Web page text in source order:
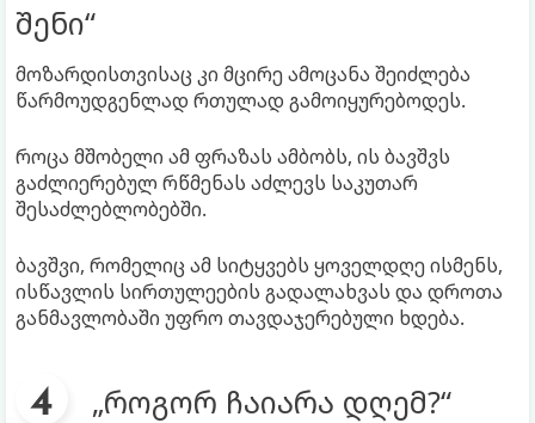
შენი“
მოზარდისთვისაც კი მცირე ამოცანა შეიძლება
წარმოუდგენლად რთულად გამოიყურებოდეს.
როცა მშობელი ამ ფრაზას ამბობს, ის ბავშვს
გაძლიერებულ რწმენას აძლევს საკუთარ
შესაძლებლობებში.
ბავშვი, რომელიც ამ სიტყვებს ყოველდღე ისმენს,
ისწავლის სირთულეების გადალახვას და დროთა
განმავლობაში უფრო თავდაჯერებული ხდება.
„როგორ ჩაიარა დღემ?“